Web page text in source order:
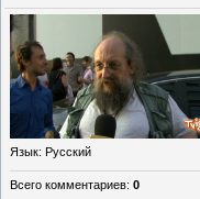
Язык: Русский
Всего комментариев: 0